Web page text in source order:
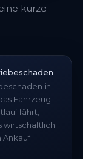
kurze
in
Fahrzeug
fährt,
wirtschaftlich
Ankauf